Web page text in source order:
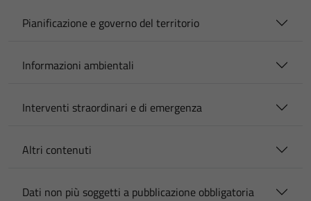
Pianificazione e governo del territorio
Informazioni ambientali
Interventi straordinari e di emergenza
Altri contenuti
Dati non più soggetti a pubblicazione obbligatoria